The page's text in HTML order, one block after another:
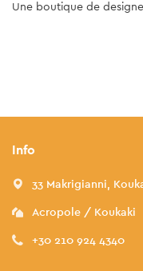
Une boutique de
Info
33 Makrigianni,
Acropole / Koukaki
+30 210 924 4340